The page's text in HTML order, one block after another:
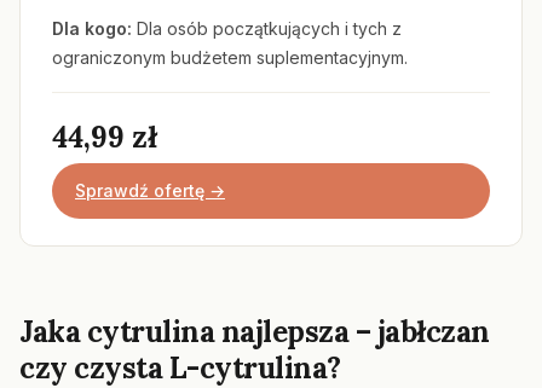
Dla kogo: Dla osób początkujących i tych z
ograniczonym budżetem suplementacyjnym.
44,99 zł
Sprawdź ofertę →
Jaka cytrulina najlepsza – jabłczan
czy czysta L-cytrulina?